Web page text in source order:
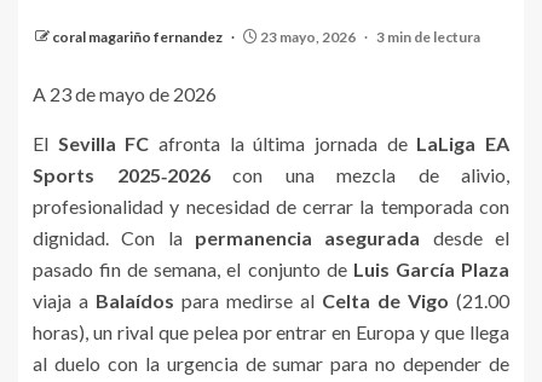
coral magariño fernandez 23 mayo, 2026 3 min de lectura
A 23 de mayo de 2026
El Sevilla FC afronta la última jornada de LaLiga EA
Sports 2025‑2026con una mezcla de alivio,
profesionalidad y necesidad de cerrar la temporada con
dignidad. Con la permanencia asegurada desde el
pasado fin de semana, el conjunto de Luis García Plaza
viaja a Balaídos para medirse al Celta de Vigo (21.00
horas), un rival que pelea por entrar en Europa y que llega
al duelo con la urgencia de sumar para no depender de